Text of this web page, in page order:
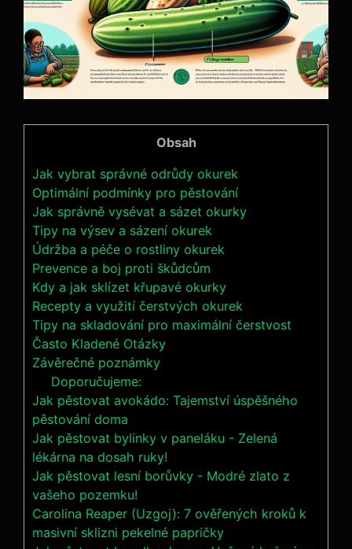
Obsah
Jak vybrat správné odrůdy okurek
Optimální podmínky pro pěstování
Jak správně vysévat a sázet okurky
Tipy na výsev a sázení okurek
Údržba a péče o rostliny okurek
Prevence a boj proti škůdcům
Kdy a jak sklízet křupavé okurky
Recepty a využití čerstvých okurek
Tipy na skladování pro maximální čerstvost
Často Kladené Otázky
Závěrečné poznámky
Doporučujeme:
Jak pěstovat avokádo: Tajemství úspěšného
pěstování doma
Jak pěstovat bylinky v paneláku - Zelená
lékárna na dosah ruky!
Jak pěstovat lesní borůvky - Modré zlato z
vašeho pozemku!
Carolina Reaper (Uzgoj): 7 ověřených kroků k
masivní sklizni pekelné papričky